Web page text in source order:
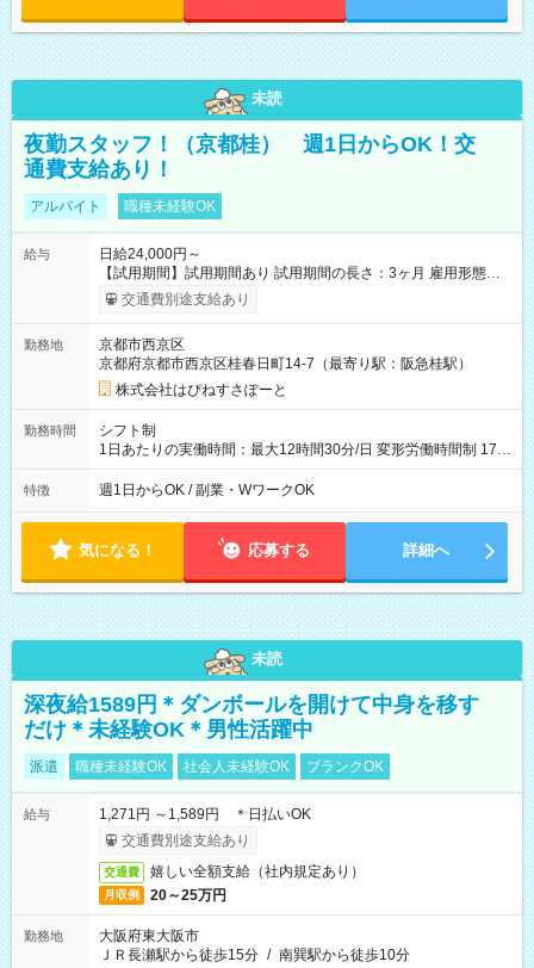
未読
夜勤スタッフ！（京都桂） 週1日からOK！交
通費支給あり！
アルバイト 職種未経験OK
給与
日給24,000円～
【試用期間】試用期間あり 試用期間の長さ：3ヶ月 雇用形態、
給与は本採用時と同じです。
交通費別途支給あり
勤務地
京都市西京区
京都府京都市西京区桂春日町14-7（最寄り駅：阪急桂駅）
株式会社はぴねすさぽーと
勤務時間
シフト制
1日あたりの実働時間：最大12時間30分/日 変形労働時間制 17：
00～翌9：00（休憩時間3.5時間) 一日の実働時間：12.5時間 想
定労働時間：37.5時間/週 ＊曜日相談：可 ＊労働日数相談：可
特徴 週1日からOK / 副業・WワークOK
気になる！ 応募する 詳細へ
未読
深夜給1589円＊ダンボールを開けて中身を移す
だけ＊未経験OK＊男性活躍中
派遣 職種未経験OK 社会人未経験OK ブランクOK
給与
1,271円 ～1,589円 ＊日払いOK
交通費別途支給あり
交通費 嬉しい全額支給（社内規定あり）
月収例 20～25万円
勤務地
大阪府東大阪市
ＪＲ長瀬駅から徒歩15分 / 南巽駅から徒歩10分